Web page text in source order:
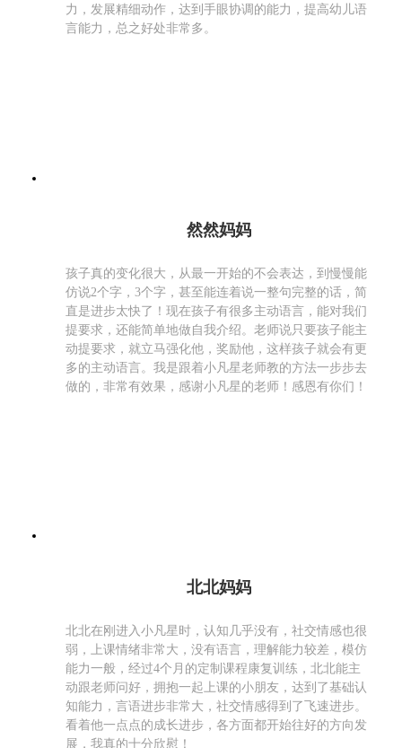
力，发展精细动作，达到手眼协调的能力，提高幼儿语
言能力，总之好处非常多。
然然妈妈
孩子真的变化很大，从最一开始的不会表达，到慢慢能
仿说2个字，3个字，甚至能连着说一整句完整的话，简
直是进步太快了！现在孩子有很多主动语言，能对我们
提要求，还能简单地做自我介绍。老师说只要孩子能主
动提要求，就立马强化他，奖励他，这样孩子就会有更
多的主动语言。我是跟着小凡星老师教的方法一步步去
做的，非常有效果，感谢小凡星的老师！感恩有你们！
北北妈妈
北北在刚进入小凡星时，认知几乎没有，社交情感也很
弱，上课情绪非常大，没有语言，理解能力较差，模仿
能力一般，经过4个月的定制课程康复训练，北北能主
动跟老师问好，拥抱一起上课的小朋友，达到了基础认
知能力，言语进步非常大，社交情感得到了飞速进步。
看着他一点点的成长进步，各方面都开始往好的方向发
展，我真的十分欣慰！